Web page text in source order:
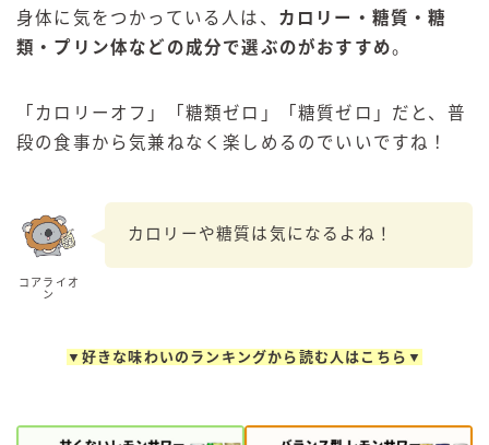
身体に気をつかっている人は、 カロリー・糖質・糖
類・プリン体などの成分で選ぶのがおすすめ。
「カロリーオフ」「糖類ゼロ」「糖質ゼロ」だと、普
段の食事から気兼ねなく楽しめるのでいいですね！
コアライオ
ン
カロリーや糖質は気になるよね！
▼好きな味わいのランキングから読む人はこちら▼